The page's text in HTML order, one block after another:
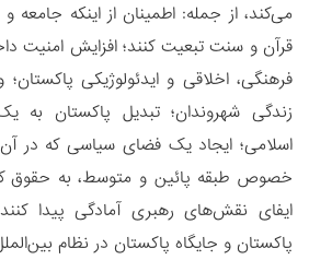
می‌کند، از جمله: اطمینان از اینکه جامعه
قرآن و سنت تبعیت کنند؛ افزایش امنیت
فرهنگی، اخلاقی و ایدئولوژیکی پاکستان؛
زندگی شهروندان؛ تبدیل پاکستان
اسلامی؛ ایجاد یک فضای سیاسی که در
خصوص طبقه پائین و متوسط، به حقوق
ایفای نقش‌های رهبری آمادگی پیدا
پاکستان و جایگاه پاکستان در نظام